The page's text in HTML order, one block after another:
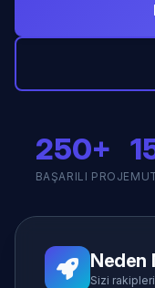
250+
BAŞARILI PROJE
Neden
Sizi